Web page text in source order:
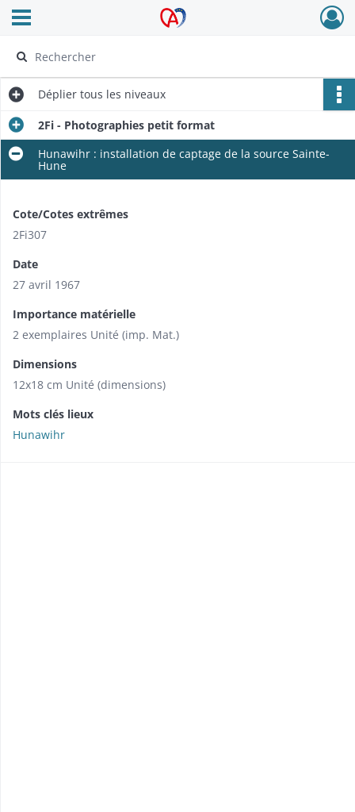
Archives Alsace - Colmar
Ouvrir le menu déroulant
Déplier tous les niveaux
2Fi - Photographies petit format
Hunawihr : installation de captage de la source Sainte-
Hune
Cote/Cotes extrêmes
2Fi307
Date
27 avril 1967
Importance matérielle
2 exemplaires Unité (imp. Mat.)
Dimensions
12x18 cm Unité (dimensions)
Mots clés lieux
Hunawihr